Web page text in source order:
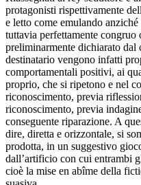
protagonisti rispettivamente
e letto come emulando
tuttavia perfettamente
preliminarmente dichiarato
destinatario vengono infatti
comportamentali positivi, ai
proprio, che si ripetono e nel
riconoscimento, previa
riconoscimento, previa
conseguente riparazione. A
dire, diretta e orizzontale, si
prodotta, in un suggestivo
dall’artificio con cui entrambi
cioè la mise en abîme della